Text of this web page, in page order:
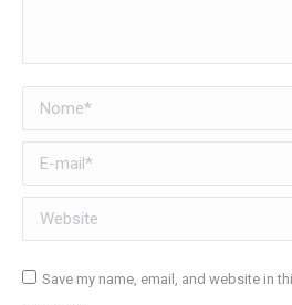
Nome *
E-mail *
Website
Save my name, email, and website in